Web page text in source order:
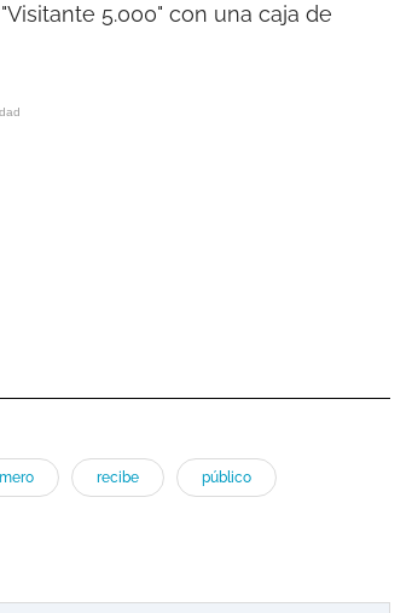
5.000" con una caja de
recibe público